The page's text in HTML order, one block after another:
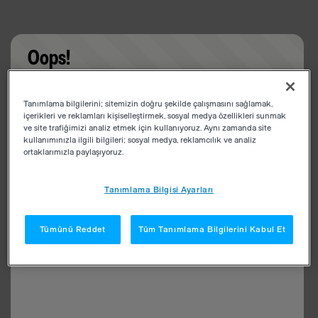
Oops!
app
Tanımlama bilgilerini; sitemizin doğru şekilde çalışmasını sağlamak,
içerikleri ve reklamları kişiselleştirmek, sosyal medya özellikleri sunmak
ve site trafiğimizi analiz etmek için kullanıyoruz. Aynı zamanda site
kullanımınızla ilgili bilgileri; sosyal medya, reklamcılık ve analiz
ortaklarımızla paylaşıyoruz.
Tanımlama Bilgisi Ayarları
Tümünü Reddet Tüm Tanımlama Bilgilerini Kabul Et